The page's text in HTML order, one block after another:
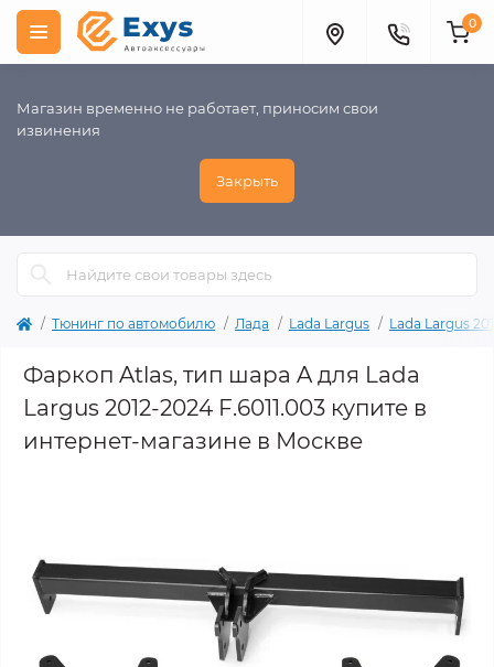
Магазин временно не работает, приносим свои
извинения
Закрыть
0
Тюнинг по автомобилю Лада Lada Largus Lada Largus
Фаркоп Atlas, тип шара A для Lada
Largus 2012-2024 F.6011.003 купите в
интернет-магазине в Москве